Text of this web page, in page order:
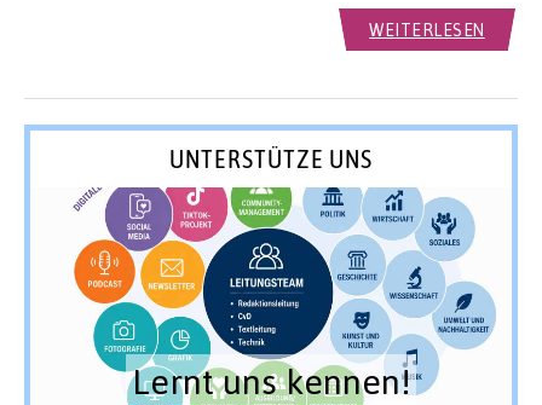
WEITERLESEN
UNTERSTÜTZE UNS
Lernt uns kennen!